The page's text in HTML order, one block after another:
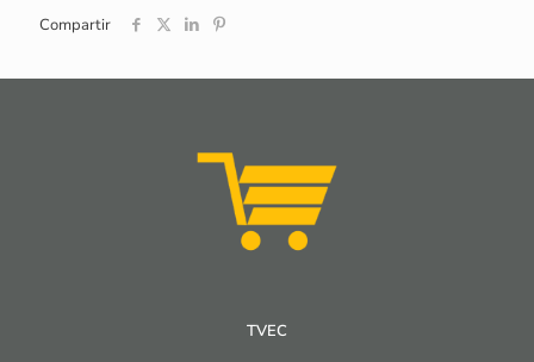
Compartir
TVEC